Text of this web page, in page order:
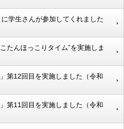
に学生さんが参加してくれました
たんほっこりタイム”を実施しま
第12回目を実施しました（令和
第11回目を実施しました（令和